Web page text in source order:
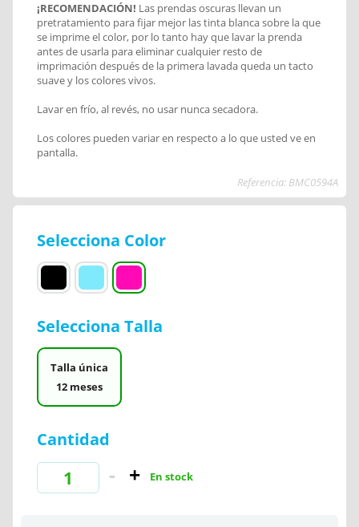
¡RECOMENDACIÓN! Las prendas oscuras llevan un
pretratamiento para fijar mejor las tinta blanca sobre la que
se imprime el color, por lo tanto hay que lavar la prenda
antes de usarla para eliminar cualquier resto de
imprimación después de la primera lavada queda un tacto
suave y los colores vivos.
Lavar en frío, al revés, no usar nunca secadora.
Los colores pueden variar en respecto a lo que usted ve en
pantalla.
Referencia: BMC0594A
Selecciona Color
Selecciona Talla
Talla única
12 meses
Cantidad
En stock